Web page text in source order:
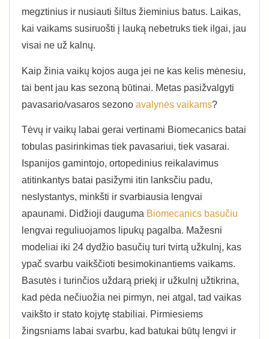
megztinius ir nusiauti šiltus žieminius batus. Laikas,
kai vaikams susiruošti į lauką nebetruks tiek ilgai, jau
visai ne už kalnų.
Kaip žinia vaikų kojos auga jei ne kas kelis mėnesiu,
tai bent jau kas sezoną būtinai. Metas pasižvalgyti
pavasario/vasaros sezono avalynės vaikams?
Tėvų ir vaikų labai gerai vertinami Biomecanics batai
tobulas pasirinkimas tiek pavasariui, tiek vasarai.
Ispanijos gamintojo, ortopedinius reikalavimus
atitinkantys batai pasižymi itin lanksčiu padu,
neslystantys, minkšti ir svarbiausia lengvai
apaunami. Didžioji dauguma Biomecanics basučiu
lengvai reguliuojamos lipukų pagalba. Mažesni
modeliai iki 24 dydžio basučių turi tvirtą užkulnį, kas
ypač svarbu vaikščioti besimokinantiems vaikams.
Basutės i turinčios uždarą priekį ir užkulnį užtikrina,
kad pėda nečiuožia nei pirmyn, nei atgal, tad vaikas
vaikšto ir stato kojytę stabiliai. Pirmiesiems
žingsniams labai svarbu, kad batukai būtų lengvi ir